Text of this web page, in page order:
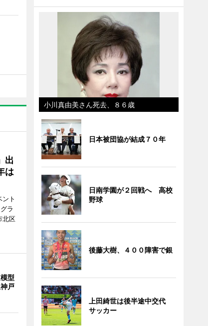
出
は
ト
ラ
北区
型
戸
小川真由美さん死去、８６歳
日本被団協が結成７０年
日南学園が２回戦へ 高校
野球
後藤大樹、４００障害で銀
上田綺世は後半途中交代
サッカー